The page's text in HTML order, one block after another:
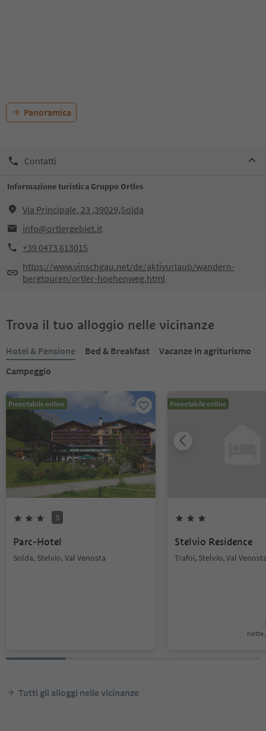
Panoramica
Contatti
Informazione turistica Gruppo Ortles
Via Principale, 23 ,39029,Solda
info@ortlergebiet.it
+39 0473 613015
https://www.vinschgau.net/de/aktivurlaub/wandern-
bergtouren/ortler-hoehenweg.html
Trova il tuo alloggio nelle vicinanze
Hotel & Pensione Bed & Breakfast
Vacanze in agriturismo
Campeggio
Prenotabile online
S
Parc-Hotel
Solda, Stelvio, Val Venosta
Prenotabile online
Stelvio Residence
Trafoi, Stelvio, Val
notte
Tutti gli alloggi nelle vicinanze